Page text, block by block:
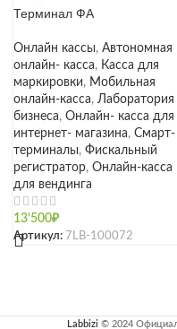
Терминал ФА
Онлайн кассы, Автономная
онлайн- касса, Касса для
маркировки, Мобильная
онлайн-касса, Лаборатория
бизнеса, Онлайн- касса для
интернет- магазина, Смарт-
терминалы, Фискальный
регистратор, Онлайн-касса
для вендинга
13'500₽
Артикул: 7LB-100072
Labbizi © 2024